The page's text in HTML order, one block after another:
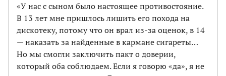
«У нас с сыном было настоящее противостояние.
В 13 лет мне пришлось лишить его похода на
дискотеку, потому что он врал из-за оценок, в 14
— наказать за найденные в кармане сигареты…
Но мы смогли заключить пакт о доверии,
который оба соблюдаем. Если я говорю «да», я не